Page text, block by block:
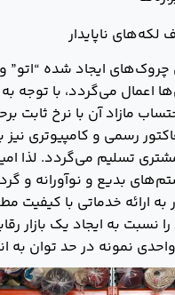
لکه‌های ناپایدار
ایجاد شده “اتو”
اعمال می‌گردد، با توجه
مازاد آن با نرخ ثابت
رسمی و كامپيوتری نيز
تسلیم می‌گردد. لذا
بديع و نوآورانه و
به ارائه خدماتی با كيفيت
نسبت به ايجاد يك بازار
نمونه در حد توان به